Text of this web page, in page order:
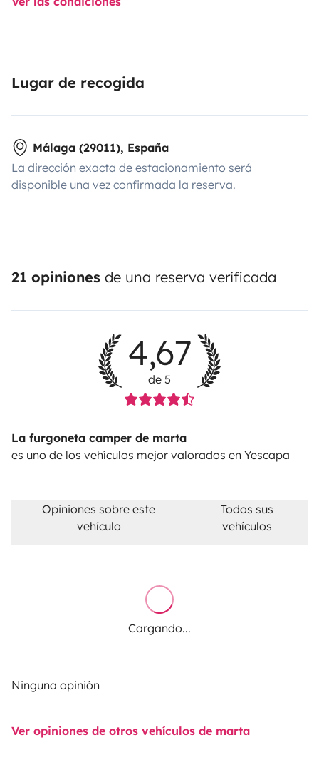
Lugar de recogida
Málaga (29011), España
La dirección exacta de estacionamiento será
disponible una vez confirmada la reserva.
21 opiniones de una reserva verificada
4,67
de 5
La furgoneta camper de marta
es uno de los vehículos mejor valorados en Yescapa
Opiniones sobre este
vehículo
Todos sus
vehículos
Cargando...
Ninguna opinión
Ver opiniones de otros vehículos de marta